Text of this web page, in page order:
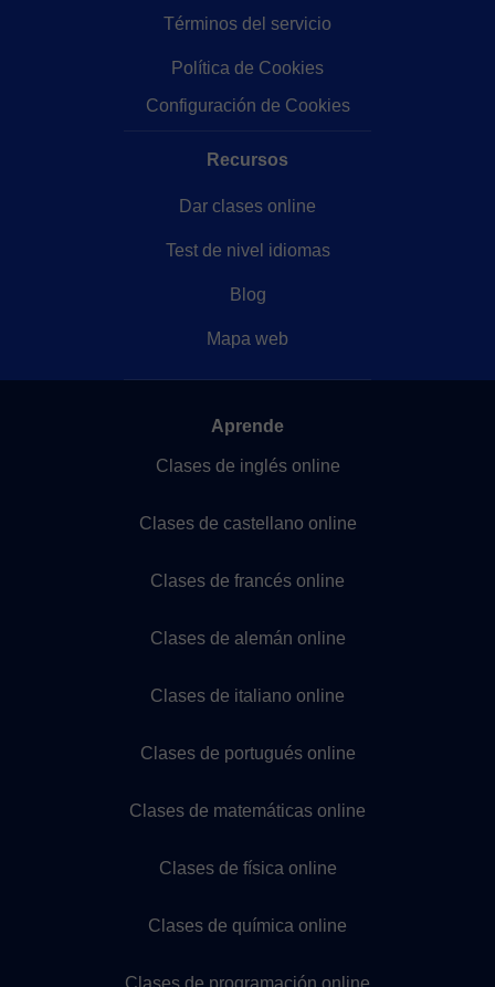
Términos del servicio
Política de Cookies
Configuración de Cookies
Recursos
Dar clases online
Test de nivel idiomas
Blog
Mapa web
Aprende
Clases de inglés online
Clases de castellano online
Clases de francés online
Clases de alemán online
Clases de italiano online
Clases de portugués online
Clases de matemáticas online
Clases de física online
Clases de química online
Clases de programación online